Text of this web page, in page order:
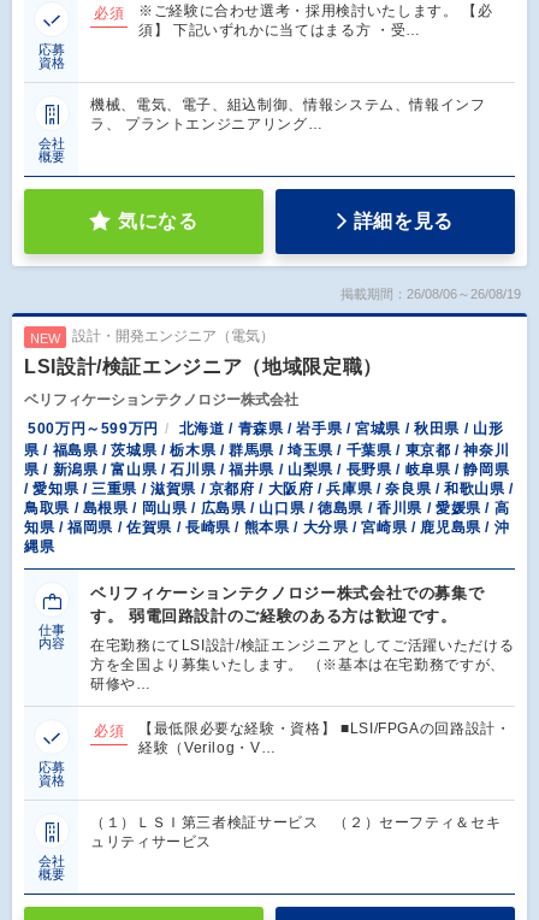
応募
資格
必須
※ご経験に合わせ選考・採用検討いたします。 【必
須】 下記いずれかに当てはまる方 ・受…
会社
概要
機械、電気、電子、組込制御、情報システム、情報インフ
ラ、 プラントエンジニアリング…
気になる 詳細を見る
掲載期間：26/08/06～26/08/19
NEW 設計・開発エンジニア（電気）
LSI設計/検証エンジニア（地域限定職）
ベリフィケーションテクノロジー株式会社
500万円～599万円
北海道 / 青森県 / 岩手県 / 宮城県 / 秋田県 / 山形
県 / 福島県 / 茨城県 / 栃木県 / 群馬県 / 埼玉県 / 千葉県 / 東京都 / 神奈川
県 / 新潟県 / 富山県 / 石川県 / 福井県 / 山梨県 / 長野県 / 岐阜県 / 静岡県
/ 愛知県 / 三重県 / 滋賀県 / 京都府 / 大阪府 / 兵庫県 / 奈良県 / 和歌山県 /
鳥取県 / 島根県 / 岡山県 / 広島県 / 山口県 / 徳島県 / 香川県 / 愛媛県 / 高
知県 / 福岡県 / 佐賀県 / 長崎県 / 熊本県 / 大分県 / 宮崎県 / 鹿児島県 / 沖
縄県
仕事
内容
ベリフィケーションテクノロジー株式会社での募集で
す。 弱電回路設計のご経験のある方は歓迎です。
在宅勤務にてLSI設計/検証エンジニアとしてご活躍いただける
方を全国より募集いたします。 （※基本は在宅勤務ですが、
研修や…
応募
資格
必須
【最低限必要な経験・資格】 ■LSI/FPGAの回路設計・
経験（Verilog・V…
会社
概要
（１）ＬＳＩ第三者検証サービス （２）セーフティ＆セキ
ュリティサービス